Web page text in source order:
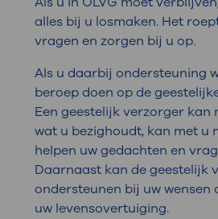
alles bij u losmaken. Het
vragen en zorgen bij u op.
Als u daarbij ondersteuning
beroep doen op de
Een geestelijk verzorger kan
wat u bezighoudt, kan met u
helpen uw gedachten en
Daarnaast kan de geestelijk
ondersteunen bij uw wensen
uw levensovertuiging.